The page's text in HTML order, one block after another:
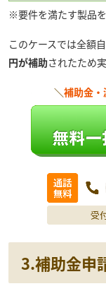
※要件を満たす製品
このケースでは全額
円が補助されたため
＼補助金
3.補助金申